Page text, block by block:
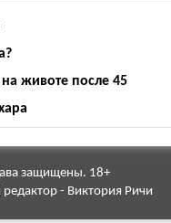
животе после 45
защищены. 18+
- Виктория Ричи